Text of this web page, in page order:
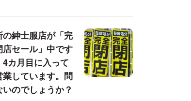
の紳士服店が「完
店セール」中です
4カ月目に入って
業しています。問
いのでしょうか？